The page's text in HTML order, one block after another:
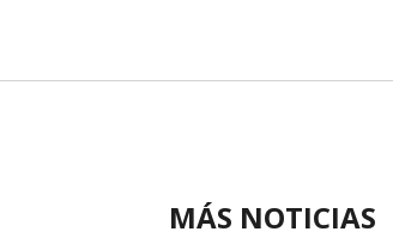
MÁS NOTICIAS